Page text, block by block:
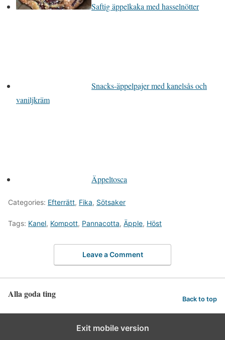
Saftig äppelkaka med hasselnötter
Snacks-äppelpajer med kanelsås och
vaniljkräm
Äppeltosca
Categories: Efterrätt, Fika, Sötsaker
Tags: Kanel, Kompott, Pannacotta, Äpple, Höst
Leave a Comment
Alla goda ting Back to top
Exit mobile version